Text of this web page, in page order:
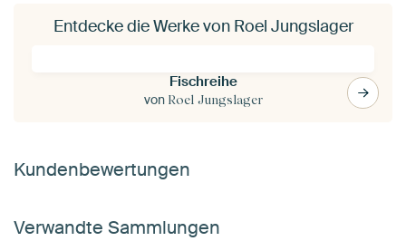
Entdecke die Werke von Roel Jungslager
Fischreihe
von Roel Jungslager
Kundenbewertungen
Verwandte Sammlungen